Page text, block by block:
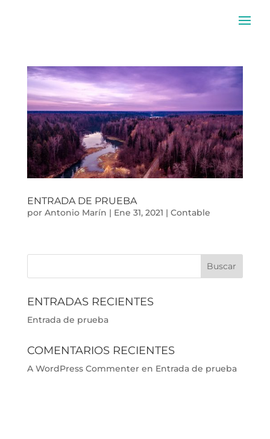
ENTRADA DE PRUEBA
por Antonio Marín | Ene 31, 2021 | Contable
ENTRADAS RECIENTES
Entrada de prueba
COMENTARIOS RECIENTES
A WordPress Commenteren Entrada de prueba